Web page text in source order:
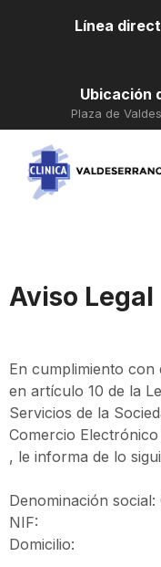
Línea
Ubicación
Plaza de
Aviso Legal
En cumplimiento
en artículo 10 de la
Servicios de la
Comercio
, le informa de lo
Denominación social:
NIF:
Domicilio: